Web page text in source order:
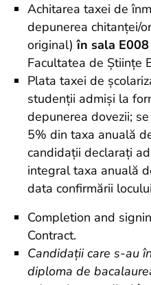
Achitarea taxei de
depunerea chitanței/
original)în sala E008
Facultatea de Științe
Plata taxei de
studenții admiși la
depunerea dovezii;
5% din taxa anuală
candidații declarați
integral taxa anuală
data confirmării
Completion and
Contract.
Candidații care s-au
diploma de